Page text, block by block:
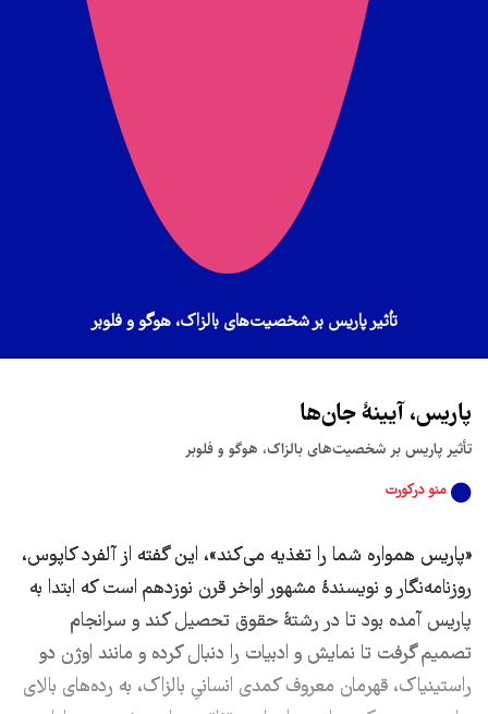
تأثیر پاریس بر شخصیت‌های بالزاک، هوگو و فلوبر
پاریس، آیینۀ جان‌ها
تأثیر پاریس بر شخصیت‌های بالزاک، هوگو و فلوبر
منو درکورت
«پاریس همواره شما را تغذیه می‌کند»، این گفته از آلفرد کاپوس،
روزنامه‌نگار و نویسندۀ مشهور اواخر قرن نوزدهم است که ابتدا به
پاریس آمده بود تا در رشتۀ حقوق تحصیل کند و سرانجام
تصمیم گرفت تا‌ نمایش و ادبیات را دنبال کرده و مانند اوژن دو
راستینیاک، قهرمان معروف کمدی انسانیِ بالزاک، به رده‌های بالای